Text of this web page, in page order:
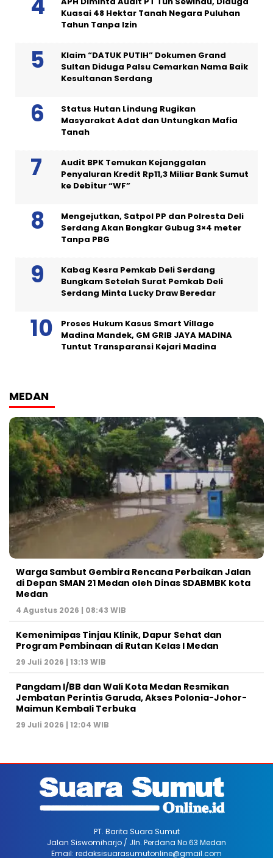
Kuasai 48 Hektar Tanah Negara Puluhan
Tahun Tanpa Izin
Klaim “DATUK PUTIH” Dokumen Grand
Sultan Diduga Palsu Cemarkan Nama Baik
Kesultanan Serdang
Status Hutan Lindung Rugikan
Masyarakat Adat dan Untungkan Mafia
Tanah
Audit BPK Temukan Kejanggalan
Penyaluran Kredit Rp11,3 Miliar Bank Sumut
ke Debitur “WF”
Mengejutkan, Satpol PP dan Polresta Deli
Serdang Akan Bongkar Gubug 3×4 meter
Tanpa PBG
Kabag Kesra Pemkab Deli Serdang
Bungkam Setelah Surat Pemkab Deli
Serdang Minta Lucky Draw Beredar
Proses Hukum Kasus Smart Village
Madina Mandek, GM GRIB JAYA MADINA
Tuntut Transparansi Kejari Madina
MEDAN
Warga Sambut Gembira Rencana Perbaikan Jalan
di Depan SMAN 21 Medan oleh Dinas SDABMBK kota
Medan
4 Agustus 2026 | 08:43 WIB
Kemenimipas Tinjau Klinik, Dapur Sehat dan
Program Pembinaan di Rutan Kelas I Medan
29 Juli 2026 | 13:13 WIB
Pangdam I/BB dan Wali Kota Medan Resmikan
Jembatan Perintis Garuda, Akses Polonia-Johor-
Maimun Kembali Terbuka
29 Juli 2026 | 12:04 WIB
PT. Barita Suara Sumut
Jalan Siswomiharjo / Jln. Perdana No.63 Medan
Email: redaksisuarasumutonline@gmail.com